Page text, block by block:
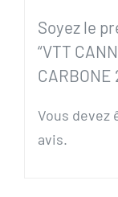
Soyez le
“VTT
CARBONE
Vous devez
avis.